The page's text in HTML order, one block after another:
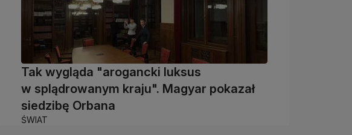
Tak wygląda "arogancki luksus
w splądrowanym kraju". Magyar pokazał
siedzibę Orbana
ŚWIAT